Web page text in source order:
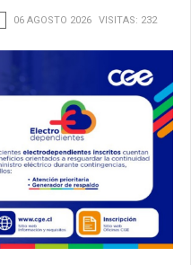
06 AGOSTO 2026 VISITAS: 232